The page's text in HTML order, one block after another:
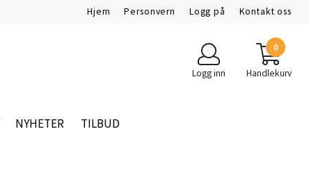
Hjem Personvern Logg på Kontakt oss
Logg inn
0
Handlekurv
NYHETER TILBUD